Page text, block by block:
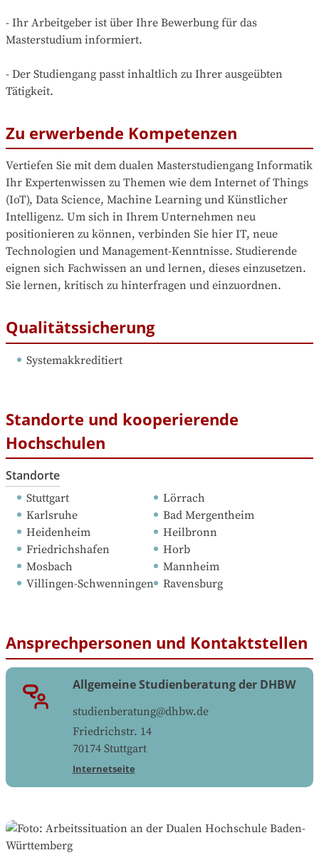
- Ihr Arbeitgeber ist über Ihre Bewerbung für das
Masterstudium informiert.
- Der Studiengang passt inhaltlich zu Ihrer ausgeübten
Tätigkeit.
Zu erwerbende Kompetenzen
Vertiefen Sie mit dem dualen Masterstudiengang Informatik
Ihr Expertenwissen zu Themen wie dem Internet of Things
(IoT), Data Science, Machine Learning und Künstlicher
Intelligenz. Um sich in Ihrem Unternehmen neu
positionieren zu können, verbinden Sie hier IT, neue
Technologien und Management-Kenntnisse. Studierende
eignen sich Fachwissen an und lernen, dieses einzusetzen.
Sie lernen, kritisch zu hinterfragen und einzuordnen.
Qualitätssicherung
Systemakkreditiert
Standorte und kooperierende
Hochschulen
Standorte
Stuttgart
Lörrach
Karlsruhe
Bad Mergentheim
Heidenheim
Heilbronn
Friedrichshafen
Horb
Mosbach
Mannheim
Villingen-Schwenningen
Ravensburg
Ansprechpersonen und Kontaktstellen
Allgemeine Studienberatung der DHBW
studienberatung@dhbw.de
Friedrichstr. 14
70174 Stuttgart
Internetseite